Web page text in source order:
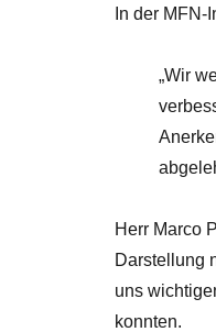
In der
„Wir
Herr Marco
Darstellung
uns
konnten.